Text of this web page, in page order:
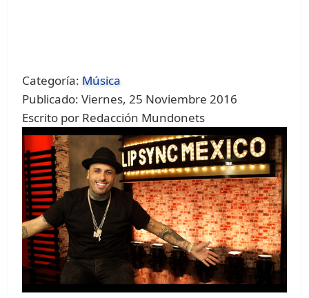
Categoría: Música
Publicado: Viernes, 25 Noviembre 2016
Escrito por Redacción Mundonets